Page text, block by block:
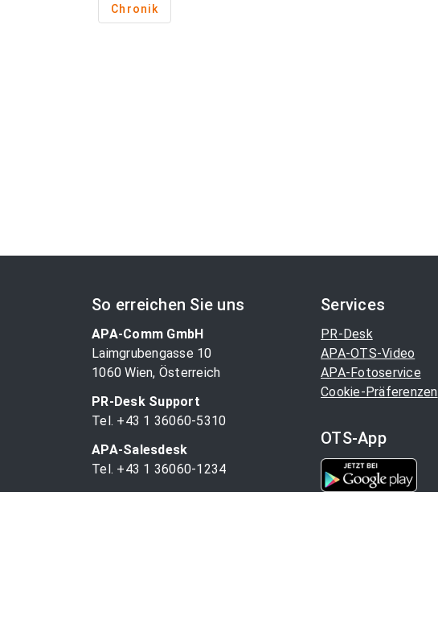
Chronik
So erreichen Sie uns
APA-Comm GmbH
Laimgrubengasse 10
1060 Wien, Österreich
PR-Desk Support
Tel. +43 1 36060-5310
APA-Salesdesk
Tel. +43 1 36060-1234
Services
PR-Desk
APA-OTS-Video
APA-Fotoservice
Cookie-Präferenzen
OTS-App